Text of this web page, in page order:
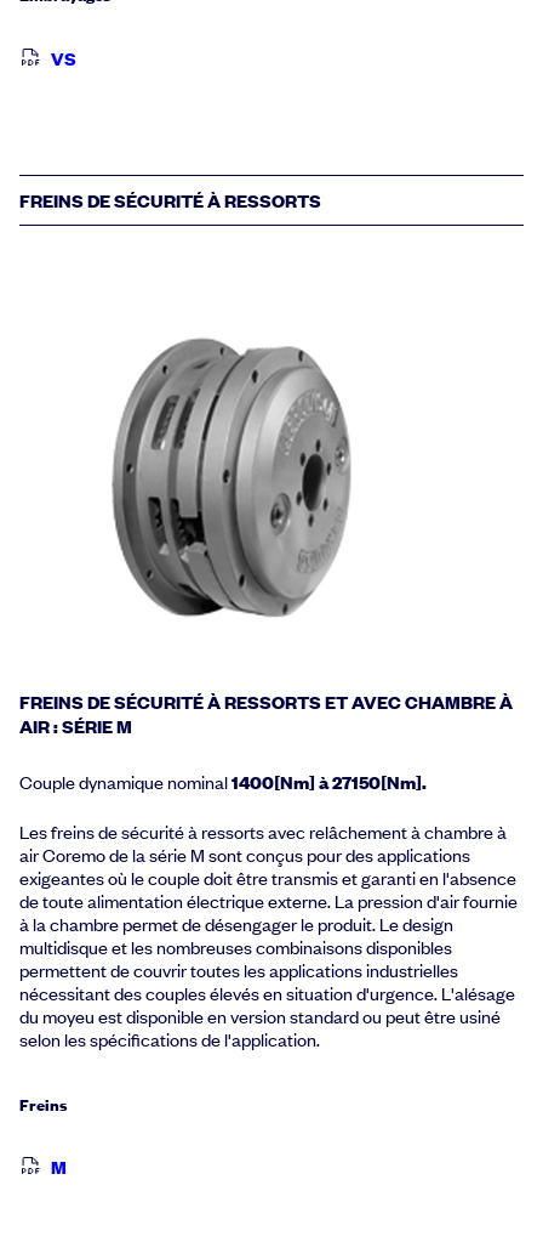
VS
FREINS DE SÉCURITÉ À RESSORTS
FREINS DE SÉCURITÉ À RESSORTS ET AVEC CHAMBRE À
AIR : SÉRIE M
Couple dynamique nominal1400[Nm] à 27150[Nm].
Les freins de sécurité à ressorts avec relâchement à chambre à
air Coremo de la série M sont conçus pour des applications
exigeantes où le couple doit être transmis et garanti en l'absence
de toute alimentation électrique externe. La pression d'air fournie
à la chambre permet de désengager le produit. Le design
multidisque et les nombreuses combinaisons disponibles
permettent de couvrir toutes les applications industrielles
nécessitant des couples élevés en situation d'urgence. L'alésage
du moyeu est disponible en version standard ou peut être usiné
selon les spécifications de l'application.
Freins
M